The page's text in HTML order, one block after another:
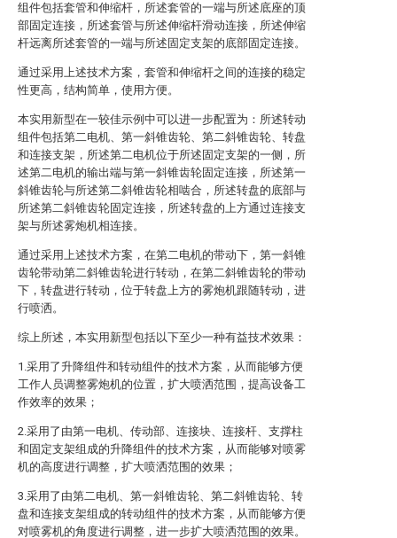
组件包括套管和伸缩杆，所述套管的一端与所述底座的顶
部固定连接，所述套管与所述伸缩杆滑动连接，所述伸缩
杆远离所述套管的一端与所述固定支架的底部固定连接。
通过采用上述技术方案，套管和伸缩杆之间的连接的稳定
性更高，结构简单，使用方便。
本实用新型在一较佳示例中可以进一步配置为：所述转动
组件包括第二电机、第一斜锥齿轮、第二斜锥齿轮、转盘
和连接支架，所述第二电机位于所述固定支架的一侧，所
述第二电机的输出端与第一斜锥齿轮固定连接，所述第一
斜锥齿轮与所述第二斜锥齿轮相啮合，所述转盘的底部与
所述第二斜锥齿轮固定连接，所述转盘的上方通过连接支
架与所述雾炮机相连接。
通过采用上述技术方案，在第二电机的带动下，第一斜锥
齿轮带动第二斜锥齿轮进行转动，在第二斜锥齿轮的带动
下，转盘进行转动，位于转盘上方的雾炮机跟随转动，进
行喷洒。
综上所述，本实用新型包括以下至少一种有益技术效果：
1.采用了升降组件和转动组件的技术方案，从而能够方便
工作人员调整雾炮机的位置，扩大喷洒范围，提高设备工
作效率的效果；
2.采用了由第一电机、传动部、连接块、连接杆、支撑柱
和固定支架组成的升降组件的技术方案，从而能够对喷雾
机的高度进行调整，扩大喷洒范围的效果；
3.采用了由第二电机、第一斜锥齿轮、第二斜锥齿轮、转
盘和连接支架组成的转动组件的技术方案，从而能够方便
对喷雾机的角度进行调整，进一步扩大喷洒范围的效果。